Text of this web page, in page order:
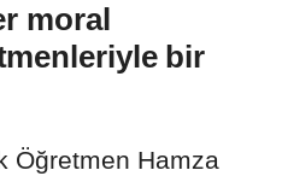
moral
bir
Öğretmen Hamza